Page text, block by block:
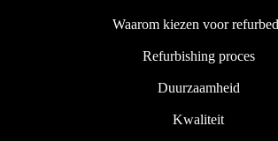
Waarom kiezen voor
Refurbishing proces
Duurzaamheid
Kwaliteit